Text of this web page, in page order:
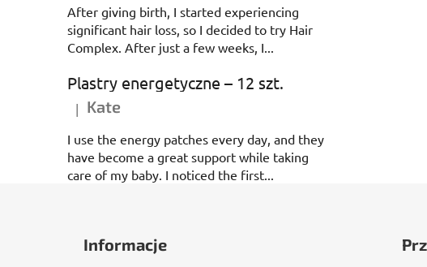
After giving birth, I started experiencing
significant hair loss, so I decided to try Hair
Complex. After just a few weeks, I...
Plastry energetyczne – 12 szt.
Ocena produktu to 5 na 5 gwiazdek.
| Kate
I use the energy patches every day, and they
have become a great support while taking
care of my baby. I noticed the first...
Informacje